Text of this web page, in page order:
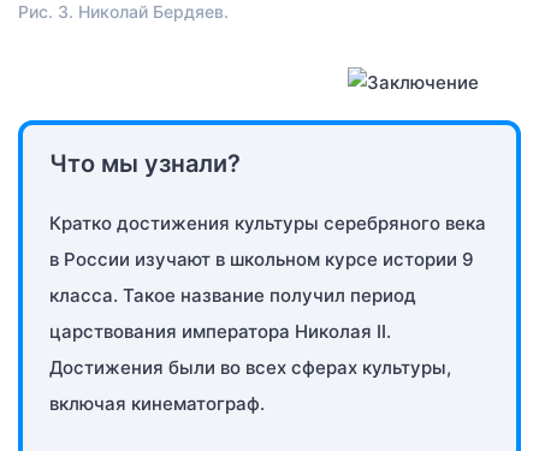
Рис. 3. Николай Бердяев.
Что мы узнали?
Кратко достижения культуры серебряного века
в России изучают в школьном курсе истории 9
класса. Такое название получил период
царствования императора Николая II.
Достижения были во всех сферах культуры,
включая кинематограф.